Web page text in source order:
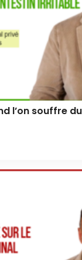
l’on souffre